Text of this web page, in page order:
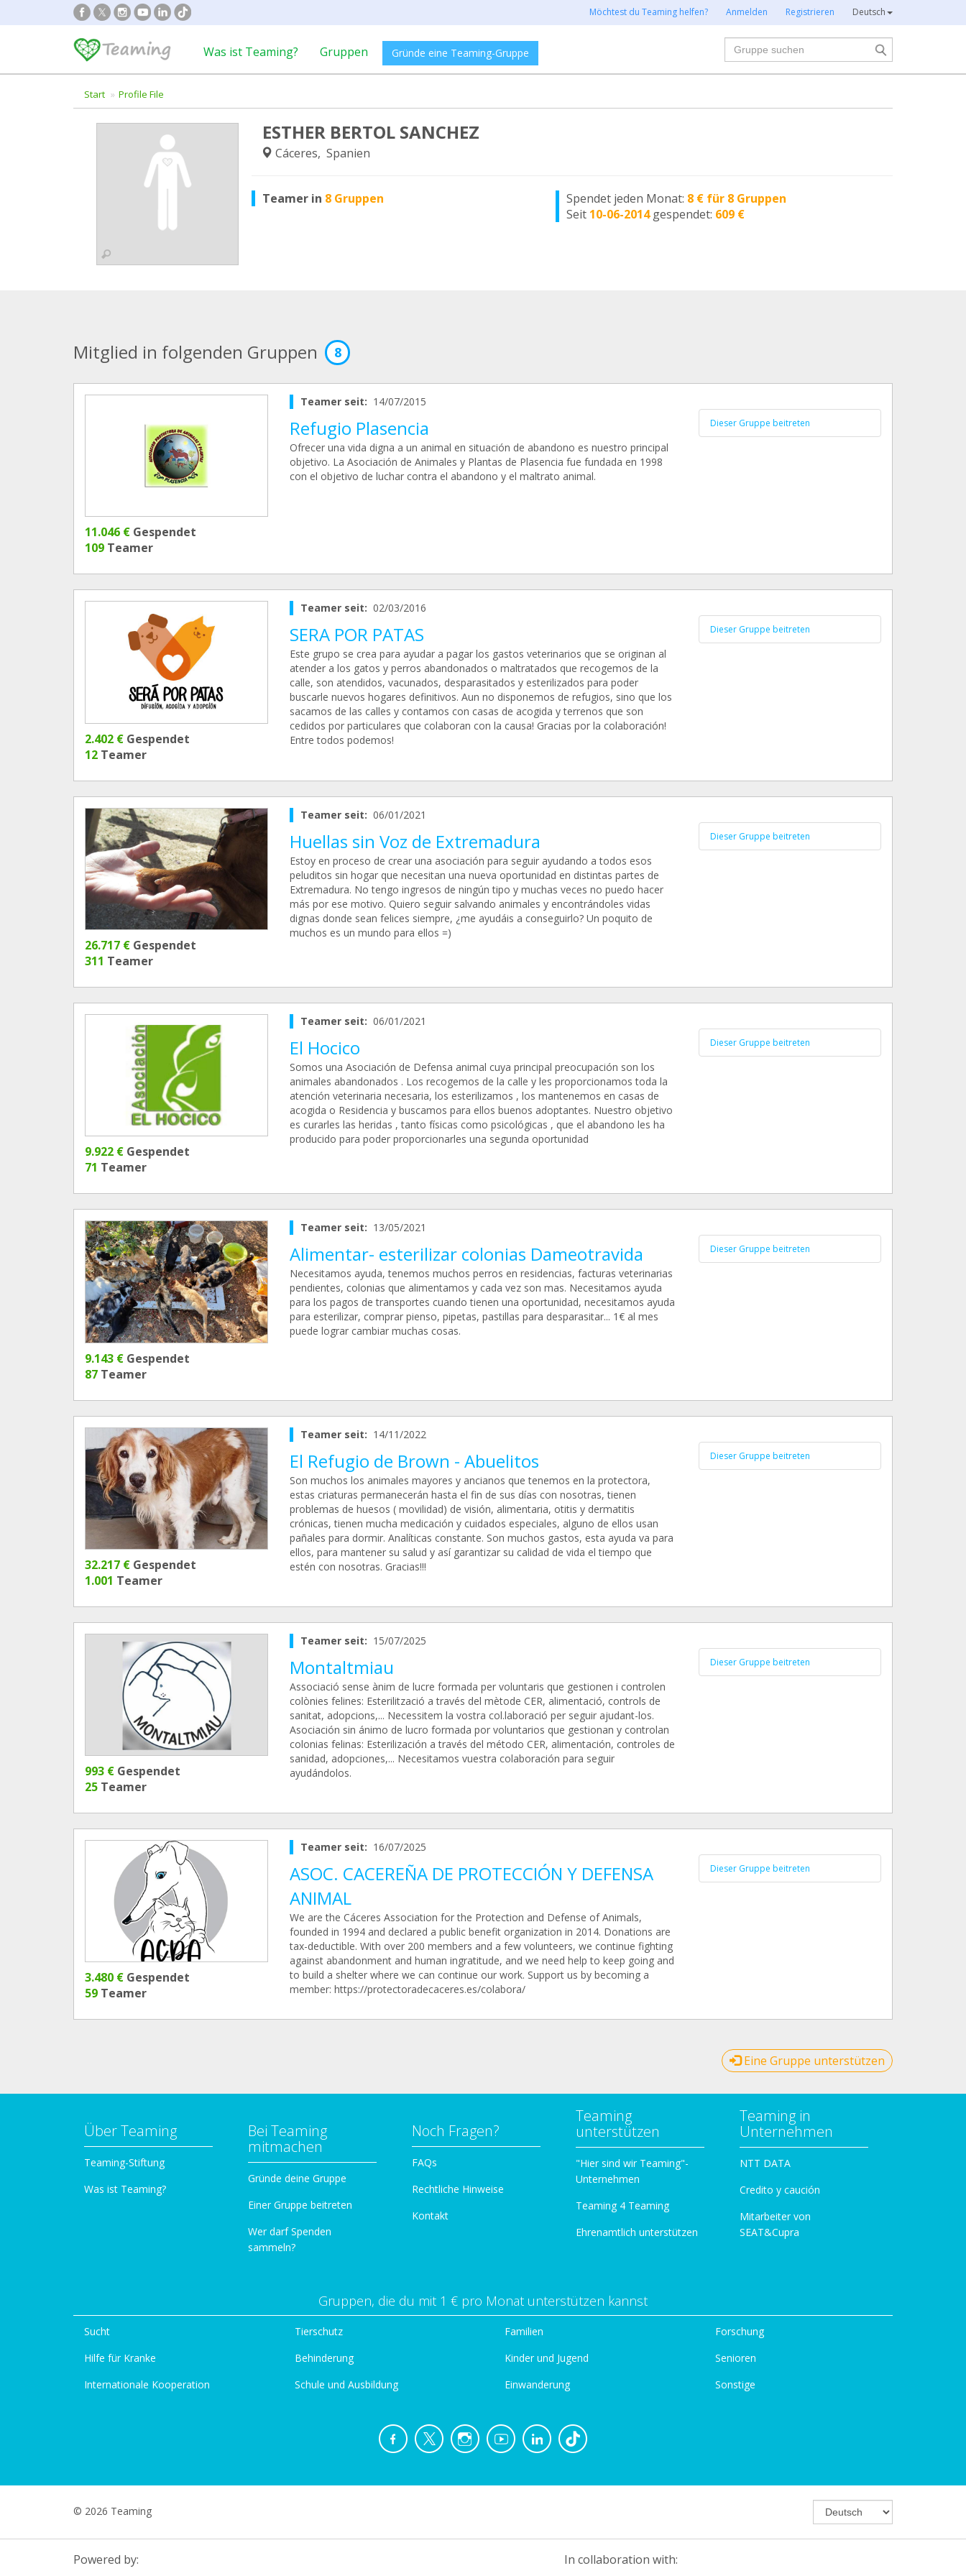
Möchtest du Teaming helfen? Anmelden Registrieren Deutsch
Was ist Teaming? Gruppen Gründe eine Teaming-Gruppe
Suche
Start Profile File
ESTHER BERTOL SANCHEZ
Cáceres, Spanien
Teamer in 8 Gruppen Spendet jeden Monat: 8 € für 8 Gruppen
Seit 10-06-2014 gespendet: 609 €
Mitglied in folgenden Gruppen 8
11.046 € Gespendet
109 Teamer
Teamer seit: 14/07/2015
Refugio Plasencia
Ofrecer una vida digna a un animal en situación de abandono es nuestro principal
objetivo. La Asociación de Animales y Plantas de Plasencia fue fundada en 1998
con el objetivo de luchar contra el abandono y el maltrato animal.
Dieser Gruppe beitreten
2.402 € Gespendet
12 Teamer
Teamer seit: 02/03/2016
SERA POR PATAS
Este grupo se crea para ayudar a pagar los gastos veterinarios que se originan al
atender a los gatos y perros abandonados o maltratados que recogemos de la
calle, son atendidos, vacunados, desparasitados y esterilizados para poder
buscarle nuevos hogares definitivos. Aun no disponemos de refugios, sino que los
sacamos de las calles y contamos con casas de acogida y terrenos que son
cedidos por particulares que colaboran con la causa! Gracias por la colaboración!
Entre todos podemos!
Dieser Gruppe beitreten
26.717 € Gespendet
311 Teamer
Teamer seit: 06/01/2021
Huellas sin Voz de Extremadura
Estoy en proceso de crear una asociación para seguir ayudando a todos esos
peluditos sin hogar que necesitan una nueva oportunidad en distintas partes de
Extremadura. No tengo ingresos de ningún tipo y muchas veces no puedo hacer
más por ese motivo. Quiero seguir salvando animales y encontrándoles vidas
dignas donde sean felices siempre, ¿me ayudáis a conseguirlo? Un poquito de
muchos es un mundo para ellos =)
Dieser Gruppe beitreten
9.922 € Gespendet
71 Teamer
Teamer seit: 06/01/2021
El Hocico
Somos una Asociación de Defensa animal cuya principal preocupación son los
animales abandonados . Los recogemos de la calle y les proporcionamos toda la
atención veterinaria necesaria, los esterilizamos , los mantenemos en casas de
acogida o Residencia y buscamos para ellos buenos adoptantes. Nuestro objetivo
es curarles las heridas , tanto físicas como psicológicas , que el abandono les ha
producido para poder proporcionarles una segunda oportunidad
Dieser Gruppe beitreten
9.143 € Gespendet
87 Teamer
Teamer seit: 13/05/2021
Alimentar- esterilizar colonias Dameotravida
Necesitamos ayuda, tenemos muchos perros en residencias, facturas veterinarias
pendientes, colonias que alimentamos y cada vez son mas. Necesitamos ayuda
para los pagos de transportes cuando tienen una oportunidad, necesitamos ayuda
para esterilizar, comprar pienso, pipetas, pastillas para desparasitar... 1€ al mes
puede lograr cambiar muchas cosas.
Dieser Gruppe beitreten
32.217 € Gespendet
1.001 Teamer
Teamer seit: 14/11/2022
El Refugio de Brown - Abuelitos
Son muchos los animales mayores y ancianos que tenemos en la protectora,
estas criaturas permanecerán hasta el fin de sus días con nosotras, tienen
problemas de huesos ( movilidad) de visión, alimentaria, otitis y dermatitis
crónicas, tienen mucha medicación y cuidados especiales, alguno de ellos usan
pañales para dormir. Analíticas constante. Son muchos gastos, esta ayuda va para
ellos, para mantener su salud y así garantizar su calidad de vida el tiempo que
estén con nosotras. Gracias!!!
Dieser Gruppe beitreten
993 € Gespendet
25 Teamer
Teamer seit: 15/07/2025
Montaltmiau
Associació sense ànim de lucre formada per voluntaris que gestionen i controlen
colònies felines: Esterilització a través del mètode CER, alimentació, controls de
sanitat, adopcions,... Necessitem la vostra col.laboració per seguir ajudant-los.
Asociación sin ánimo de lucro formada por voluntarios que gestionan y controlan
colonias felinas: Esterilización a través del método CER, alimentación, controles de
sanidad, adopciones,... Necesitamos vuestra colaboración para seguir
ayudándolos.
Dieser Gruppe beitreten
3.480 € Gespendet
59 Teamer
Teamer seit: 16/07/2025
ASOC. CACEREÑA DE PROTECCIÓN Y DEFENSA
ANIMAL
We are the Cáceres Association for the Protection and Defense of Animals,
founded in 1994 and declared a public benefit organization in 2014. Donations are
tax-deductible. With over 200 members and a few volunteers, we continue fighting
against abandonment and human ingratitude, and we need help to keep going and
to build a shelter where we can continue our work. Support us by becoming a
member: https://protectoradecaceres.es/colabora/
Dieser Gruppe beitreten
Eine Gruppe unterstützen
Über Teaming
Teaming-Stiftung
Was ist Teaming?
Bei Teaming
mitmachen
Gründe deine Gruppe
Einer Gruppe beitreten
Wer darf Spenden
sammeln?
Noch Fragen?
FAQs
Rechtliche Hinweise
Kontakt
Teaming
unterstützen
"Hier sind wir Teaming"-
Unternehmen
Teaming 4 Teaming
Ehrenamtlich unterstützen
Teaming in
Unternehmen
NTT DATA
Credito y caución
Mitarbeiter von
SEAT&Cupra
Gruppen, die du mit 1 € pro Monat unterstützen kannst
Sucht
Hilfe für Kranke
Internationale Kooperation
Tierschutz
Behinderung
Schule und Ausbildung
Familien
Kinder und Jugend
Einwanderung
Forschung
Senioren
Sonstige
© 2026 Teaming
Powered by: In collaboration with: